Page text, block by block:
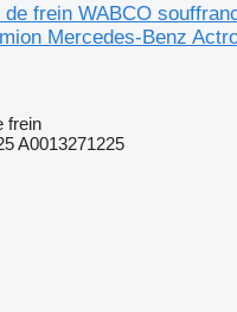
frein WABCO
Mercedes-Benz
frein
A0013271225